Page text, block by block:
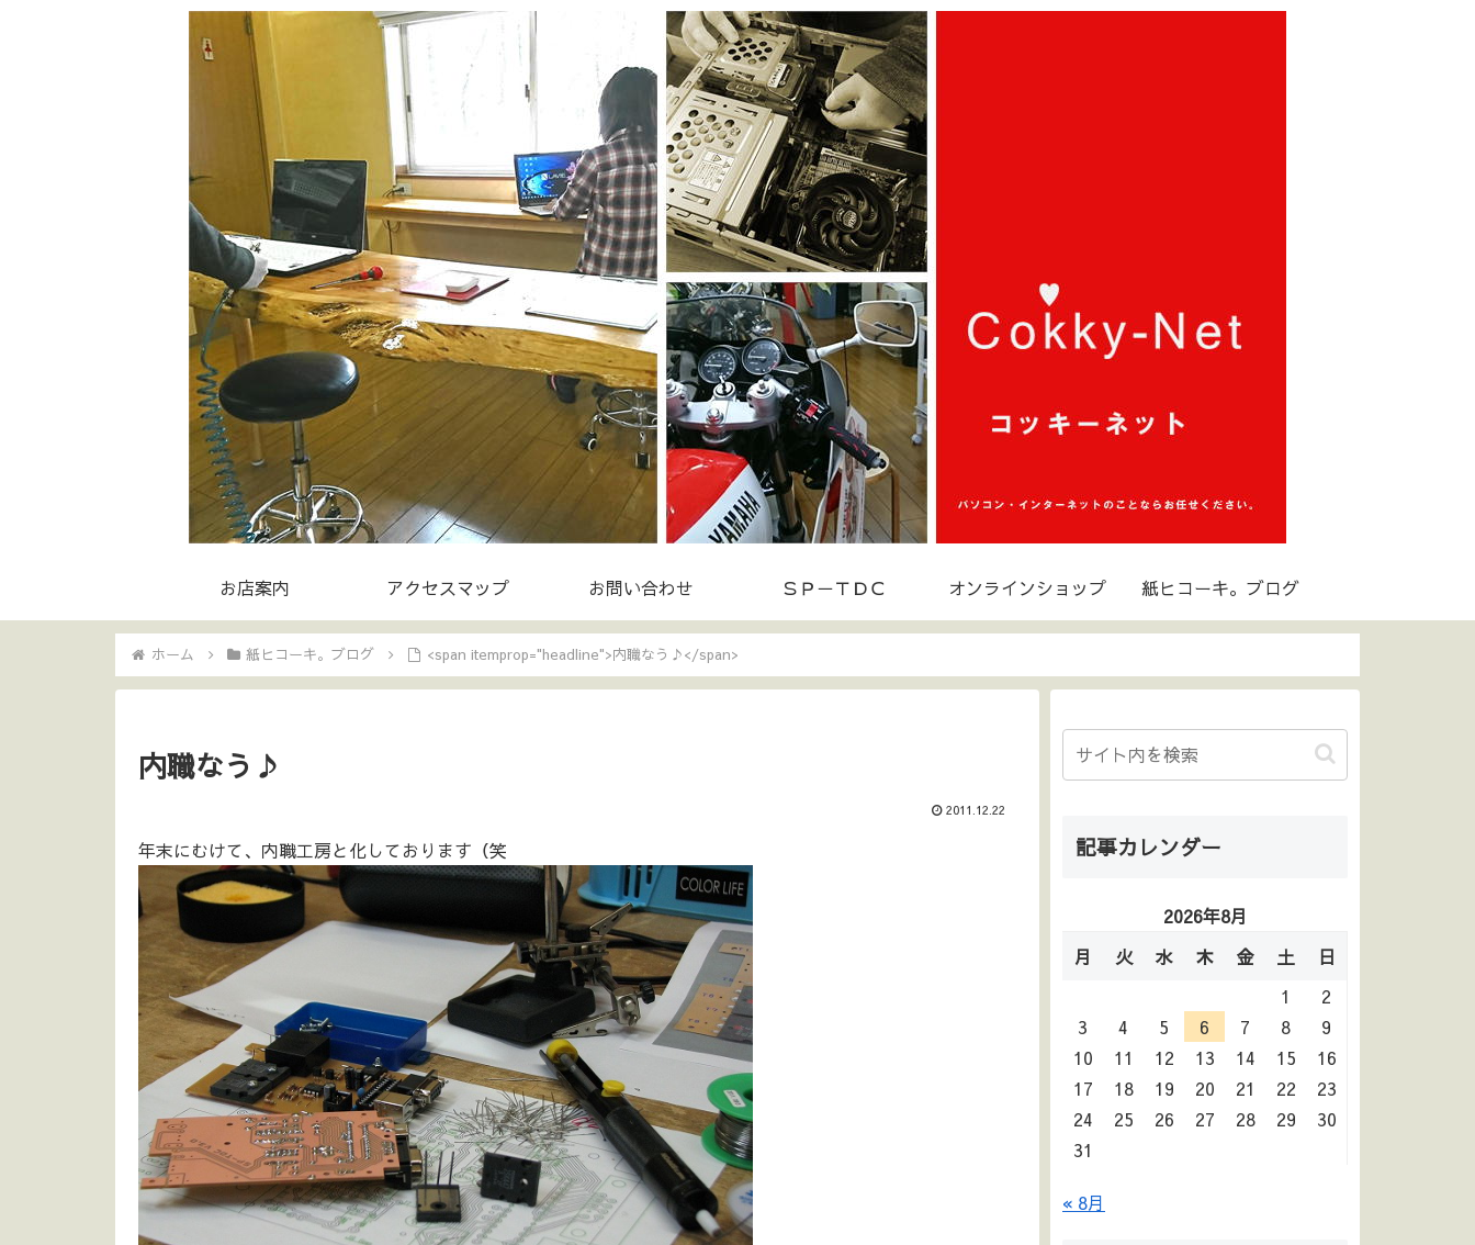
お店案内 アクセスマップ お問い合わせ ＳＰ－ＴＤＣ オンラインショップ 紙ヒコーキ。ブログ
ホーム 紙ヒコーキ。ブログ <span itemprop="headline">内職なう♪</span>
内職なう♪
2011.12.22
年末にむけて、内職工房と化しております（笑 記事カレンダー
2026年8月
月
火 水 木 金 土
日
1
2
3
4 5 6 7 8
9
10
11 12 13 14 15
16
17
18 19 20 21 22
23
24
25 26 27 28 29
30
31
« 8月